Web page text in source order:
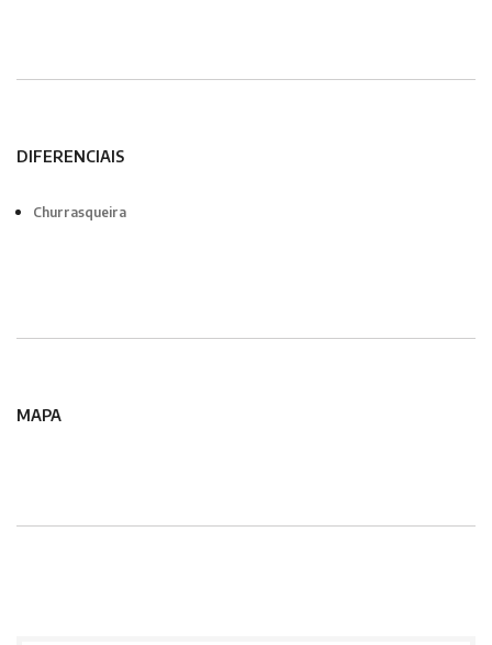
DIFERENCIAIS
Churrasqueira
MAPA